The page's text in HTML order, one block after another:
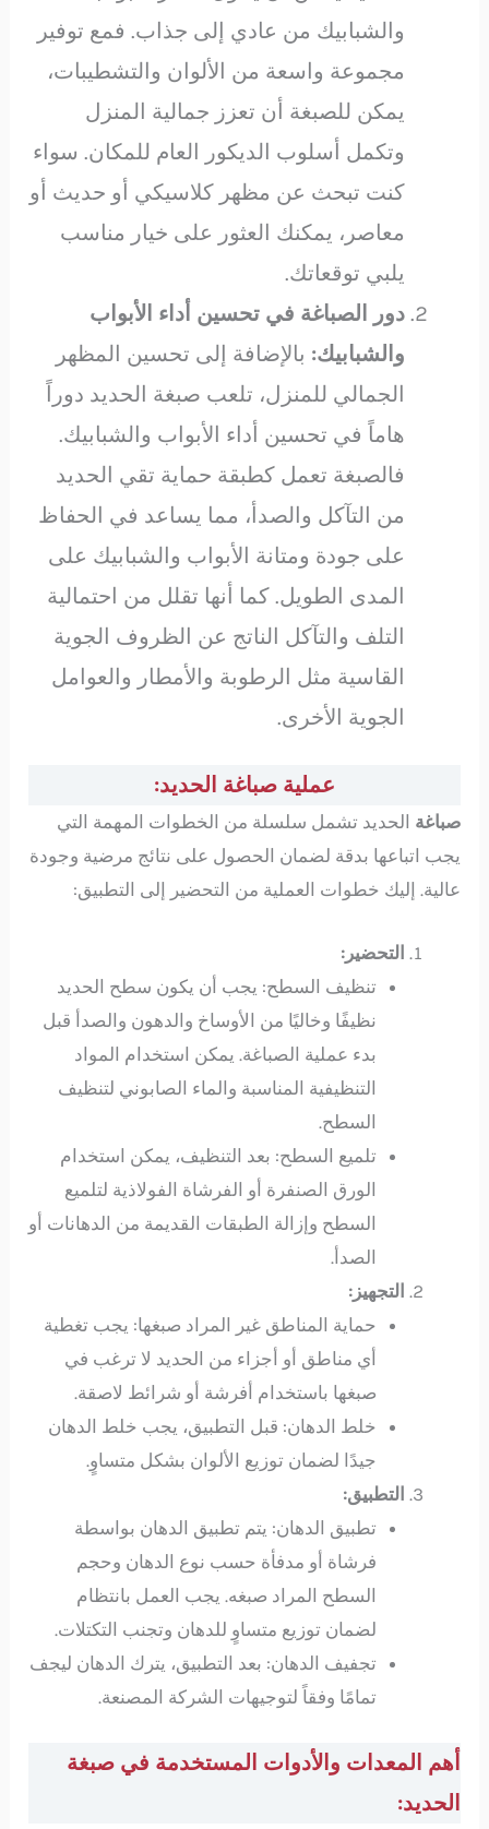
والشبابيك من عادي إلى جذاب. فمع توفير
مجموعة واسعة من الألوان والتشطيبات،
يمكن للصبغة أن تعزز جمالية المنزل
وتكمل أسلوب الديكور العام للمكان. سواء
كنت تبحث عن مظهر كلاسيكي أو حديث أو
معاصر، يمكنك العثور على خيار مناسب
يلبي توقعاتك.
دور الصباغة في تحسين أداء الأبواب
والشبابيك: بالإضافة إلى تحسين المظهر
الجمالي للمنزل، تلعب صبغة الحديد دوراً
هاماً في تحسين أداء الأبواب والشبابيك.
فالصبغة تعمل كطبقة حماية تقي الحديد
من التآكل والصدأ، مما يساعد في الحفاظ
على جودة ومتانة الأبواب والشبابيك على
المدى الطويل. كما أنها تقلل من احتمالية
التلف والتآكل الناتج عن الظروف الجوية
القاسية مثل الرطوبة والأمطار والعوامل
الجوية الأخرى.
عملية صباغة الحديد:
صباغة الحديد تشمل سلسلة من الخطوات المهمة التي
يجب اتباعها بدقة لضمان الحصول على نتائج مرضية وجودة
عالية. إليك خطوات العملية من التحضير إلى التطبيق:
التحضير:
تنظيف السطح: يجب أن يكون سطح الحديد
نظيفًا وخاليًا من الأوساخ والدهون والصدأ قبل
بدء عملية الصباغة. يمكن استخدام المواد
التنظيفية المناسبة والماء الصابوني لتنظيف
السطح.
تلميع السطح: بعد التنظيف، يمكن استخدام
الورق الصنفرة أو الفرشاة الفولاذية لتلميع
السطح وإزالة الطبقات القديمة من الدهانات أو
الصدأ.
التجهيز:
حماية المناطق غير المراد صبغها: يجب تغطية
أي مناطق أو أجزاء من الحديد لا ترغب في
صبغها باستخدام أفرشة أو شرائط لاصقة.
خلط الدهان: قبل التطبيق، يجب خلط الدهان
جيدًا لضمان توزيع الألوان بشكل متساوٍ.
التطبيق:
تطبيق الدهان: يتم تطبيق الدهان بواسطة
فرشاة أو مدفأة حسب نوع الدهان وحجم
السطح المراد صبغه. يجب العمل بانتظام
لضمان توزيع متساوٍ للدهان وتجنب التكتلات.
تجفيف الدهان: بعد التطبيق، يترك الدهان ليجف
تمامًا وفقاً لتوجيهات الشركة المصنعة.
أهم المعدات والأدوات المستخدمة في صبغة
الحديد: